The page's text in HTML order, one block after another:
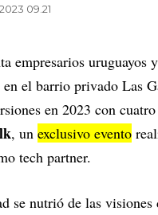
09.21
empresarios uruguayos
en el barrio privado Las
en 2023 con
, un exclusivo evento
tech partner.
se nutrió de las visiones